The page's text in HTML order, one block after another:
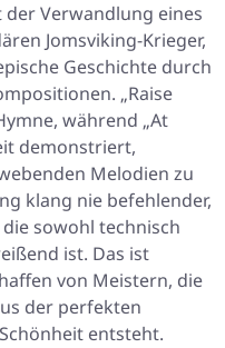
Verwandlung eines
Jomsviking-Krieger,
Geschichte durch
„Raise
während „At
demonstriert,
Melodien zu
klang nie befehlender,
sowohl technisch
ist. Das ist
von Meistern, die
der perfekten
entsteht.